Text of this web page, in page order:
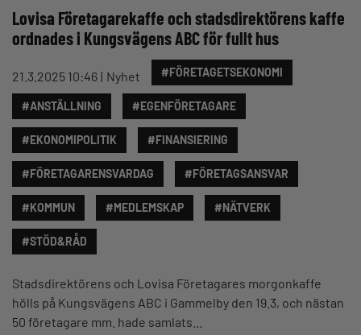
Lovisa Företagarekaffe och stadsdirektörens kaffe
ordnades i Kungsvägens ABC för fullt hus
21.3.2025 10:46 Nyhet #FÖRETAGETSEKONOMI
#ANSTÄLLNING #EGENFÖRETAGARE
#EKONOMIPOLITIK #FINANSIERING
#FÖRETAGARENSVARDAG #FÖRETAGSANSVAR
#KOMMUN #MEDLEMSKAP #NÄTVERK
#STÖD&RÅD
Stadsdirektörens och Lovisa Företagares morgonkaffe
hölls på Kungsvägens ABC i Gammelby den 19.3, och nästan
50 företagare mm. hade samlats…